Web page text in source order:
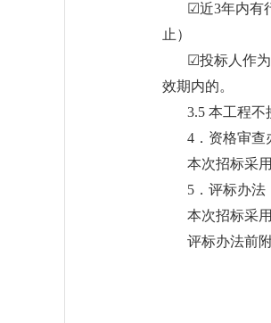
☑近3年内有
止）
☑投标人作
效期内的。
3.5 本工程不
4．资格审查
本次招标采
5．评标办法
本次招标采
评标办法前